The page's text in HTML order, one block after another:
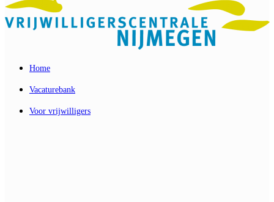
Home
Vacaturebank
Voor vrijwilligers